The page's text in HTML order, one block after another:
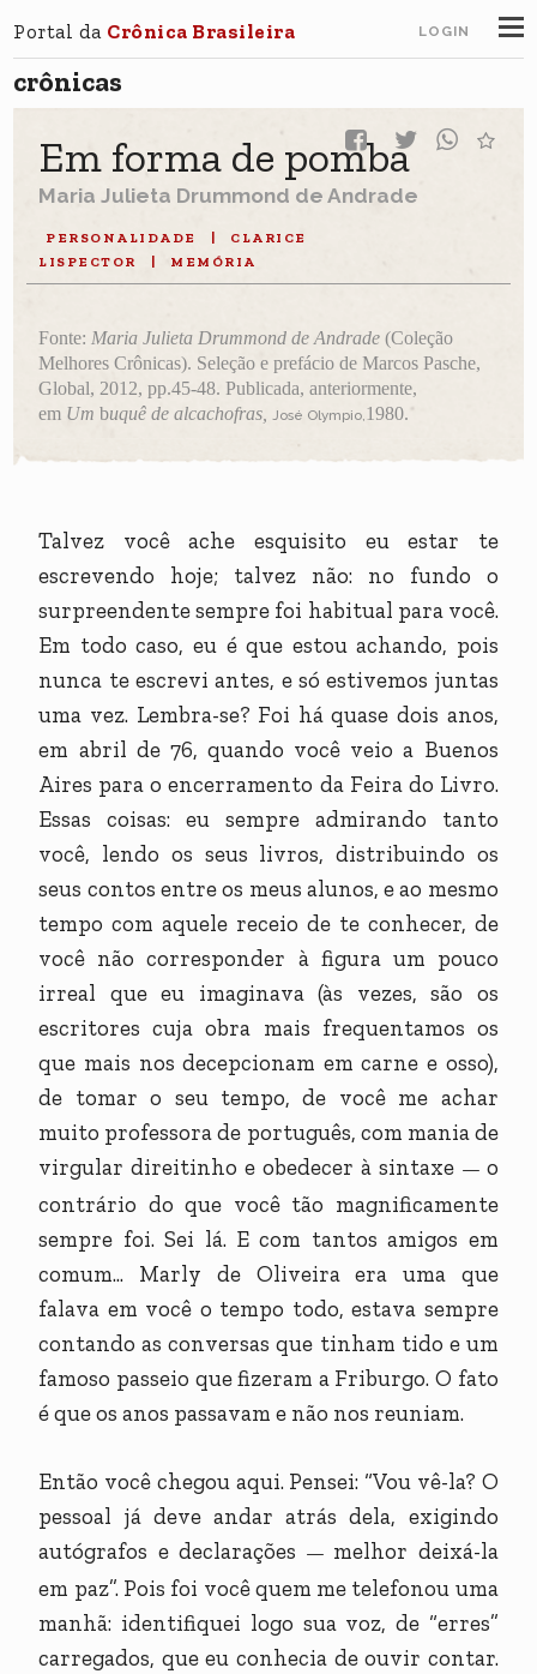
Portal da Crônica Brasileira LOGIN
crônicas
Em forma de pomba
Maria Julieta Drummond de Andrade
PERSONALIDADE
CLARICE
LISPECTOR
MEMÓRIA
Fonte: Maria Julieta Drummond de Andrade(Coleção
Melhores Crônicas). Seleção e prefácio de Marcos Pasche,
Global, 2012,pp.45-48. Publicada, anteriormente,
em Um buquê de alcachofras, José Olympio,1980.
Talvez você ache esquisito eu estar te
escrevendo hoje; talvez não: no fundo o
surpreendente sempre foi habitual para você.
Em todo caso, eu é que estou achando, pois
nunca te escrevi antes, e só estivemos juntas
uma vez. Lembra-se? Foi há quase dois anos,
em abril de 76, quando você veio a Buenos
Aires para o encerramento da Feira do Livro.
Essas coisas: eu sempre admirando tanto
você, lendo os seus livros, distribuindo os
seus contos entre os meus alunos, e ao mesmo
tempo com aquele receio de te conhecer, de
você não corresponder à figura um pouco
irreal que eu imaginava (às vezes, são os
escritores cuja obra mais frequentamos os
que mais nos decepcionam em carne e osso),
de tomar o seu tempo, de você me achar
muito professora de português, com mania de
virgular direitinho e obedecer à sintaxe — o
contrário do que você tão magnificamente
sempre foi. Sei lá. E com tantos amigos em
comum... Marly de Oliveira era uma que
falava em você o tempo todo, estava sempre
contando as conversas que tinham tido e um
famoso passeio que fizeram a Friburgo. O fato
é que os anos passavam e não nos reuniam.
Então você chegou aqui. Pensei: “Vou vê-la? O
pessoal já deve andar atrás dela, exigindo
autógrafos e declarações — melhor deixá-la
em paz”. Pois foi você quem me telefonou uma
manhã: identifiquei logo sua voz, de “erres”
carregados, que eu conhecia de ouvir contar.